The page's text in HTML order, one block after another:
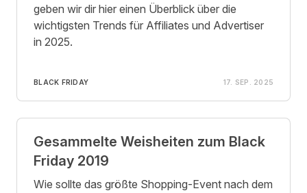
geben wir dir hier einen Überblick über die
wichtigsten Trends für Affiliates und Advertiser
in 2025.
BLACK FRIDAY 17. SEP. 2025
Gesammelte Weisheiten zum Black
Friday 2019
Wie sollte das größte Shopping-Event nach dem